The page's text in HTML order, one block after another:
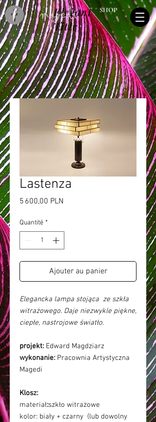
SHOP
Elegant
Title
Lastenza
5 600,00 PLN
Quantité *
Ajouter au panier
Elegancka lampa stojąca ze szkła
witrażowego. Daje niezwykle piękne,
ciepłe, nastrojowe światło.
projekt: Edward Magdziarz
wykonanie: Pracownia Artystyczna
Magedi
Klosz:
materiał:szkło witrażowe
kolor: biały + czarny (lub dowolny